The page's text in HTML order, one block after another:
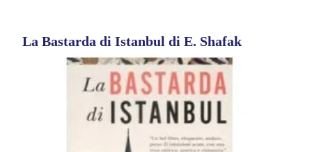
La Bastarda di Istanbul di E. Shafak